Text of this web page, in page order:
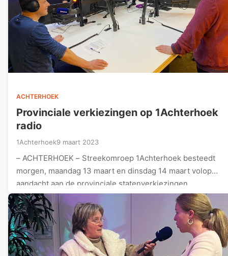
ACHTERHOEK
Provinciale verkiezingen op 1Achterhoek
radio
1Achterhoek9 maart 2023
– ACHTERHOEK – Streekomroep 1Achterhoek besteedt
morgen, maandag 13 maart en dinsdag 14 maart volop
aandacht aan de provinciale statenverkiezingen.…